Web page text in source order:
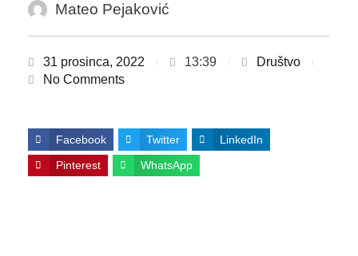
Mateo Pejaković
31 prosinca, 2022 13:39
Društvo
No Comments
Facebook Twitter LinkedIn
Pinterest WhatsApp